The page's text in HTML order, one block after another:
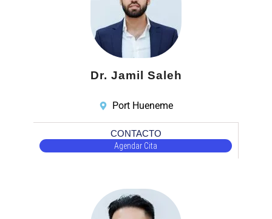
Dr. Jamil Saleh
Port Hueneme
CONTACTO
Agendar Cita